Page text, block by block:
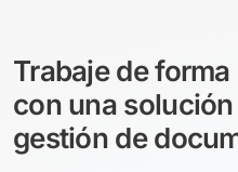
Trabaje de
con una
gestión de